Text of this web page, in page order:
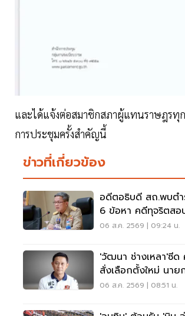
และได้แจ้งต่อสมาชิกสภาผู้แทนราษฎรทุ
การประชุมครั้งสำคัญนี้
ข่าวที่เกี่ยวข้อง
อดีตอธิบดี สถ.พบตำ
6 ข้อหา คดีทุจริตสอ
06 ส.ค. 2569 | 09:24 น.
'วัฒนา ช่างเหลา'ซี
สั่งเลือกตั้งใหม่ นาย
อบจ.ขอนแก่น
06 ส.ค. 2569 | 08:51 น.